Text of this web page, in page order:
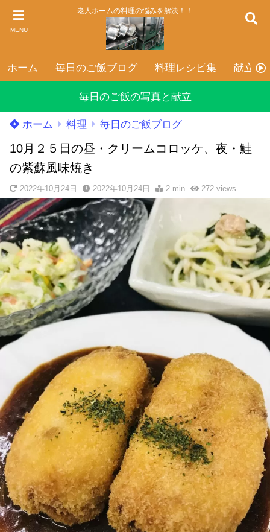
MENU
老人ホームの料理の悩みを解決！！
ホーム 毎日のご飯ブログ 料理レシピ集 献立表
毎日のご飯の写真と献立
ホーム 料理 毎日のご飯ブログ
10月２５日の昼・クリームコロッケ、夜・鮭
の紫蘇風味焼き
2022年10月24日 2022年10月24日 2 min 272views